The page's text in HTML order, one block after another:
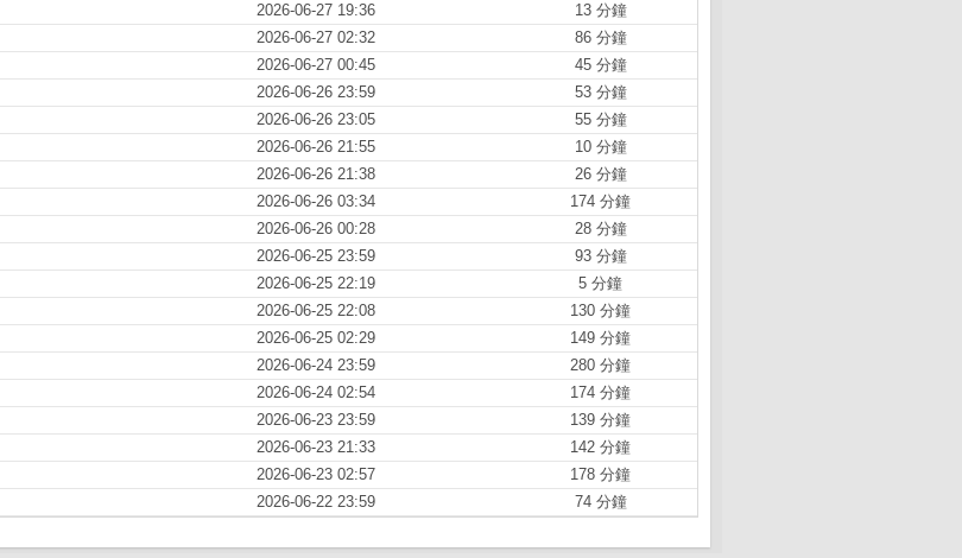
2026-06-27 19:36
13 分鐘
2026-06-27 02:32
86 分鐘
2026-06-27 00:45
45 分鐘
2026-06-26 23:59
53 分鐘
2026-06-26 23:05
55 分鐘
2026-06-26 21:55
10 分鐘
2026-06-26 21:38
26 分鐘
2026-06-26 03:34
174 分鐘
2026-06-26 00:28
28 分鐘
2026-06-25 23:59
93 分鐘
2026-06-25 22:19
5 分鐘
2026-06-25 22:08
130 分鐘
2026-06-25 02:29
149 分鐘
2026-06-24 23:59
280 分鐘
2026-06-24 02:54
174 分鐘
2026-06-23 23:59
139 分鐘
2026-06-23 21:33
142 分鐘
2026-06-23 02:57
178 分鐘
2026-06-22 23:59 74 分鐘